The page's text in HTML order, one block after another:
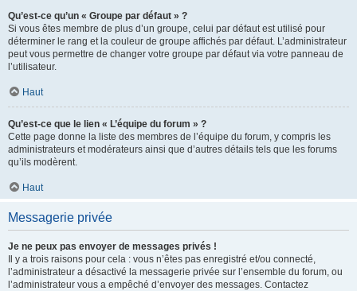
Qu’est-ce qu’un « Groupe par défaut » ?
Si vous êtes membre de plus d’un groupe, celui par défaut est utilisé pour
déterminer le rang et la couleur de groupe affichés par défaut. L’administrateur
peut vous permettre de changer votre groupe par défaut via votre panneau de
l’utilisateur.
Haut
Qu’est-ce que le lien « L’équipe du forum » ?
Cette page donne la liste des membres de l’équipe du forum, y compris les
administrateurs et modérateurs ainsi que d’autres détails tels que les forums
qu’ils modèrent.
Haut
Messagerie privée
Je ne peux pas envoyer de messages privés !
Il y a trois raisons pour cela : vous n’êtes pas enregistré et/ou connecté,
l’administrateur a désactivé la messagerie privée sur l’ensemble du forum, ou
l’administrateur vous a empêché d’envoyer des messages. Contactez